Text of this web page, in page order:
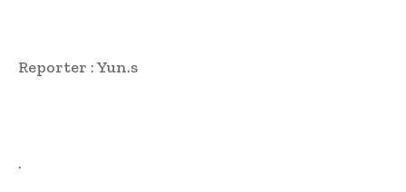
Reporter : Yun.s
.